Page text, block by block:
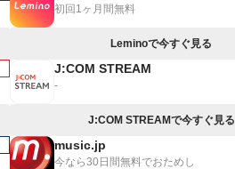
初回1ヶ月間無料
Leminoで今すぐ見る
J:COM STREAM
-
J:COM STREAMで今すぐ見る
music.jp
今なら30日間無料でおためし